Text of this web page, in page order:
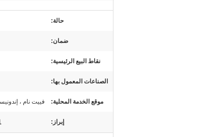
حالة:
ضمان:
نقاط البيع الرئيسية:
الصناعات المعمول بها:
موقع الخدمة المحلية: فييت نام ،
إبراز: 11